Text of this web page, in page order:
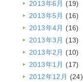
2013年6月 (19)
2013年5月 (16)
2013年4月 (16)
2013年3月 (13)
2013年2月 (10)
2013年1月 (17)
2012年12月 (24)